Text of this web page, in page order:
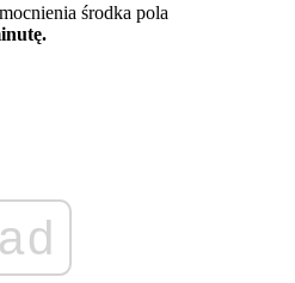
środka pola
ad